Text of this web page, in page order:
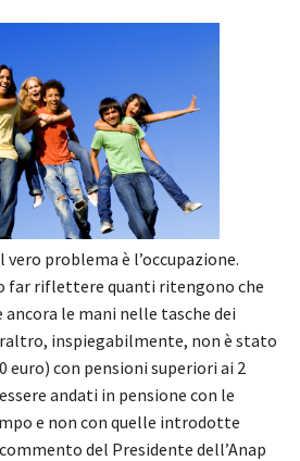
problema è l’occupazione.
far riflettere quanti ritengono che
le mani nelle tasche dei
inspiegabilmente, non è stato
euro) con pensioni superiori ai 2
andati in pensione con le
e non con quelle introdotte
del Presidente dell’Anap